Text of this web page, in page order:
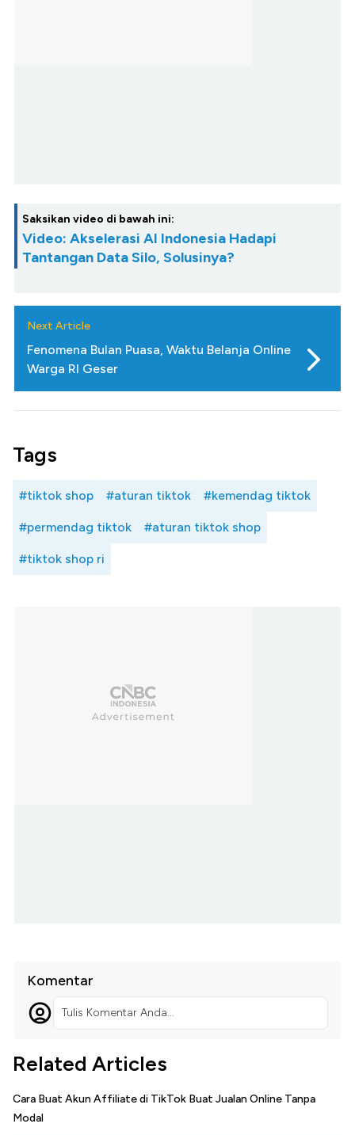
Saksikan video di bawah ini:
Video: Akselerasi AI Indonesia Hadapi
Tantangan Data Silo, Solusinya?
Next Article
Fenomena Bulan Puasa, Waktu Belanja Online
Warga RI Geser
Tags
#tiktok shop #aturan tiktok #kemendag tiktok
#permendag tiktok #aturan tiktok shop
#tiktok shop ri
Komentar
Tulis Komentar Anda...
Related Articles
Cara Buat Akun Affiliate di TikTok Buat Jualan Online Tanpa
Modal